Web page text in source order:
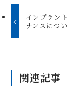
インプラン
ナンスにつ
関連記事